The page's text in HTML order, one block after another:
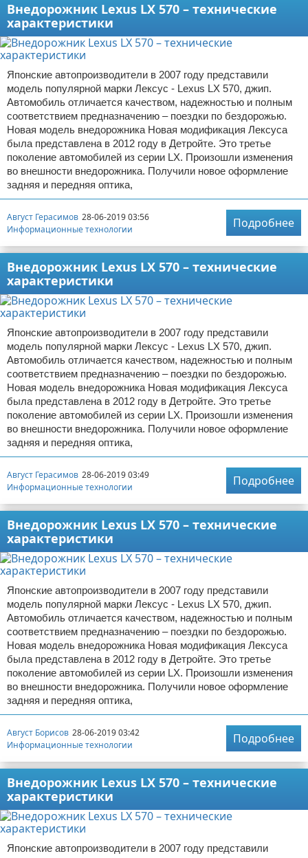
Внедорожник Lexus LX 570 – технические
характеристики
Японские автопроизводители в 2007 году представили
модель популярной марки Лексус - Lexus LX 570, джип.
Автомобиль отличается качеством, надежностью и полным
соответствием предназначению – поездки по бездорожью.
Новая модель внедорожника Новая модификация Лексуса
была представлена в 2012 году в Детройте. Это третье
поколение автомобилей из серии LX. Произошли изменения
во внешности внедорожника. Получили новое оформление
задняя и передняя оптика,
Август Герасимов 28-06-2019 03:56
Информационные технологии
Подробнее
Внедорожник Lexus LX 570 – технические
характеристики
Японские автопроизводители в 2007 году представили
модель популярной марки Лексус - Lexus LX 570, джип.
Автомобиль отличается качеством, надежностью и полным
соответствием предназначению – поездки по бездорожью.
Новая модель внедорожника Новая модификация Лексуса
была представлена в 2012 году в Детройте. Это третье
поколение автомобилей из серии LX. Произошли изменения
во внешности внедорожника. Получили новое оформление
задняя и передняя оптика,
Август Герасимов 28-06-2019 03:49
Информационные технологии
Подробнее
Внедорожник Lexus LX 570 – технические
характеристики
Японские автопроизводители в 2007 году представили
модель популярной марки Лексус - Lexus LX 570, джип.
Автомобиль отличается качеством, надежностью и полным
соответствием предназначению – поездки по бездорожью.
Новая модель внедорожника Новая модификация Лексуса
была представлена в 2012 году в Детройте. Это третье
поколение автомобилей из серии LX. Произошли изменения
во внешности внедорожника. Получили новое оформление
задняя и передняя оптика,
Август Борисов 28-06-2019 03:42
Информационные технологии
Подробнее
Внедорожник Lexus LX 570 – технические
характеристики
Японские автопроизводители в 2007 году представили